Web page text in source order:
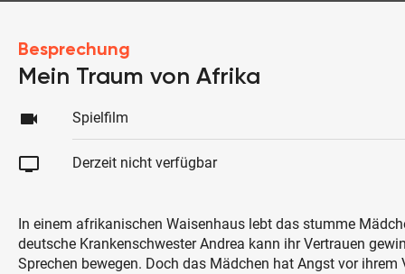
Besprechung
Mein Traum von Afrika
videocam Spielfilm
tv Derzeit nicht verfügbar
In einem afrikanischen Waisenhaus lebt das stumme
deutsche Krankenschwester Andrea kann ihr Vertrauen
Sprechen bewegen. Doch das Mädchen hat Angst vor ihrem